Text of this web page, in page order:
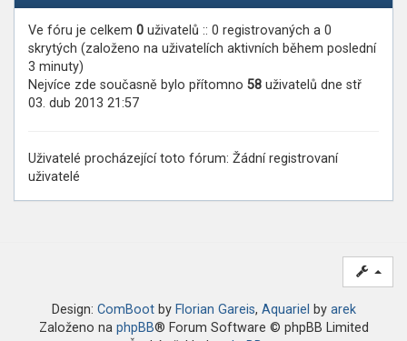
Ve fóru je celkem 0 uživatelů :: 0 registrovaných a 0
skrytých (založeno na uživatelích aktivních během poslední
3 minuty)
Nejvíce zde současně bylo přítomno 58 uživatelů dne stř
03. dub 2013 21:57
Uživatelé procházející toto fórum: Žádní registrovaní
uživatelé
Design: ComBootby Florian Gareis, Aquariel by arek
Založeno na phpBB® Forum Software © phpBB Limited